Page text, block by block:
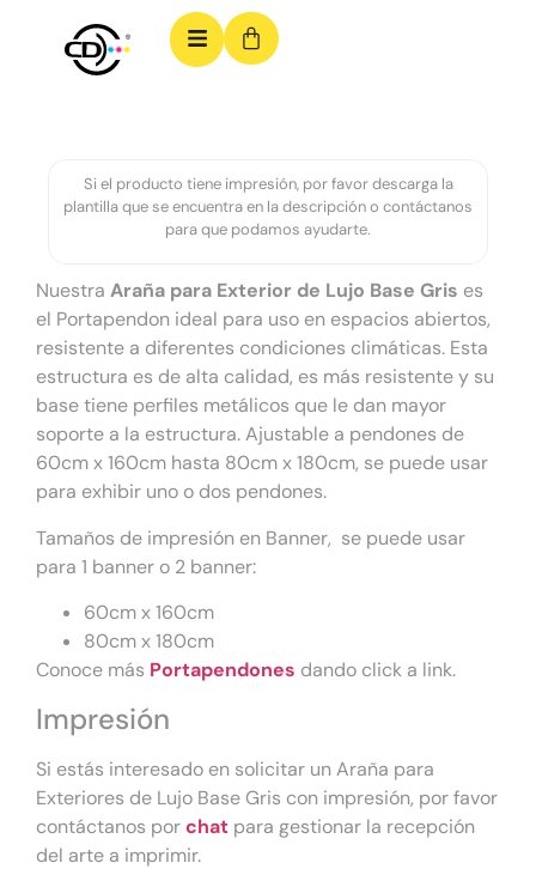
Si el producto tiene impresión, por favor descarga la
plantilla que se encuentra en la descripción o contáctanos
para que podamos ayudarte.
Nuestra Araña para Exterior de Lujo Base Gris es
el Portapendon ideal para uso en espacios abiertos,
resistente a diferentes condiciones climáticas. Esta
estructura es de alta calidad, es más resistente y su
base tiene perfiles metálicos que le dan mayor
soporte a la estructura. Ajustable a pendones de
60cm x 160cm hasta 80cm x 180cm, se puede usar
para exhibir uno o dos pendones.
Tamaños de impresión en Banner, se puede usar
para 1 banner o 2 banner:
60cm x 160cm
80cm x 180cm
Conoce más Portapendones dando click a link.
Impresión
Si estás interesado en solicitar un Araña para
Exteriores de Lujo Base Gris con impresión, por favor
contáctanos porchat para gestionar la recepción
del arte a imprimir.